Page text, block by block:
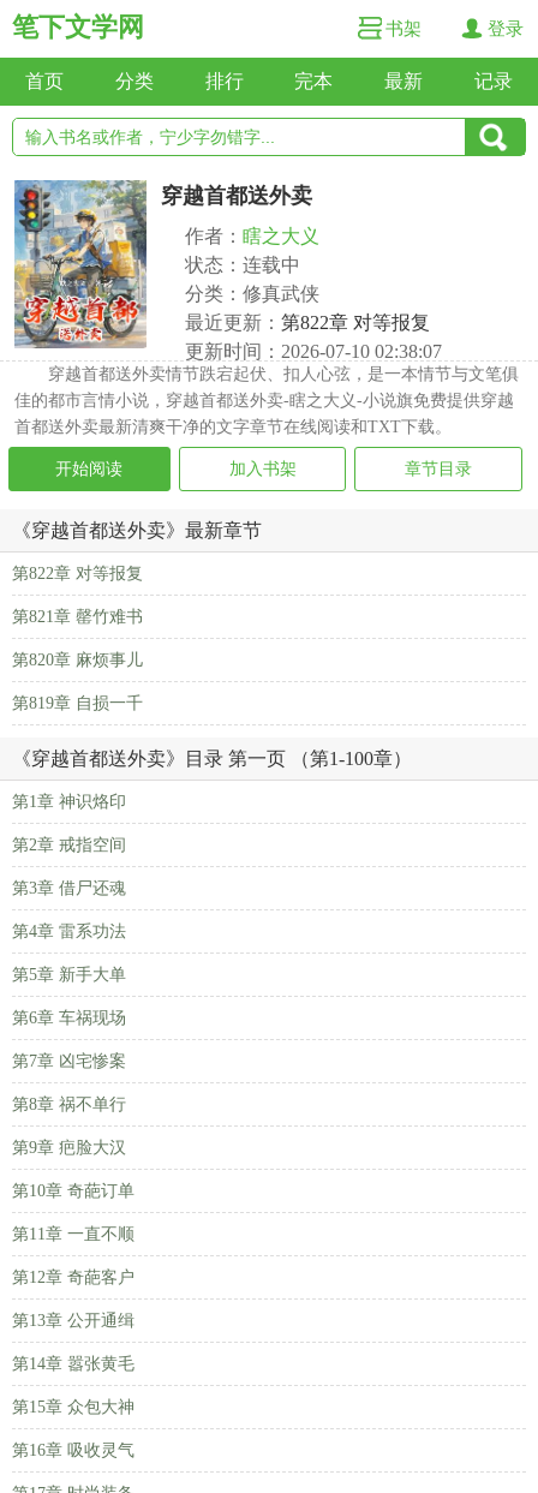
笔下文学网 书架 登录
首页 分类 排行 完本 最新 记录
穿越首都送外卖
作者： 瞎之大义
状态：连载中
分类：修真武侠
最近更新： 第822章 对等报复
更新时间：2026-07-10 02:38:07
穿越首都送外卖情节跌宕起伏、扣人心弦，是一本情节与文笔俱
佳的都市言情小说，穿越首都送外卖-瞎之大义-小说旗免费提供穿越
首都送外卖最新清爽干净的文字章节在线阅读和TXT下载。
开始阅读 加入书架 章节目录
《穿越首都送外卖》最新章节
第822章 对等报复
第821章 罄竹难书
第820章 麻烦事儿
第819章 自损一千
《穿越首都送外卖》目录 第一页 （第1-100章）
第1章 神识烙印
第2章 戒指空间
第3章 借尸还魂
第4章 雷系功法
第5章 新手大单
第6章 车祸现场
第7章 凶宅惨案
第8章 祸不单行
第9章 疤脸大汉
第10章 奇葩订单
第11章 一直不顺
第12章 奇葩客户
第13章 公开通缉
第14章 嚣张黄毛
第15章 众包大神
第16章 吸收灵气